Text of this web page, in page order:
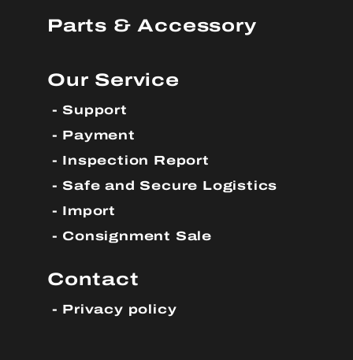
Parts & Accessory
Our Service
Support
Payment
Inspection Report
Safe and Secure Logistics
Import
Consignment Sale
Contact
Privacy policy